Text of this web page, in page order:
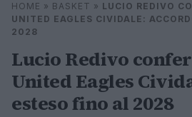
Cerca
HOME » BASKET » LUCIO REDIVO
UNITED EAGLES CIVIDALE:
2028
Lucio Redivo
United Eagles
esteso fino al 2028